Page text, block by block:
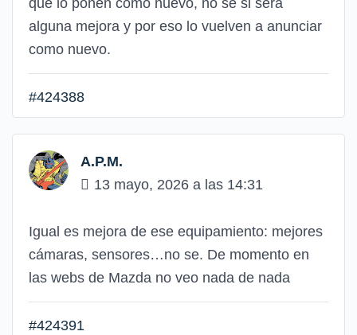
que lo ponen como nuevo, no sé si será
alguna mejora y por eso lo vuelven a anunciar
como nuevo.
#424388
A.P.M.
13 mayo, 2026 a las 14:31
Igual es mejora de ese equipamiento: mejores
cámaras, sensores…no se. De momento en
las webs de Mazda no veo nada de nada
#424391